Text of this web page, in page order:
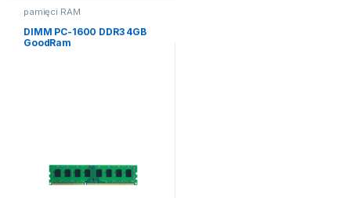
pamięci RAM
DIMM PC-1600 DDR3 4GB
GoodRam